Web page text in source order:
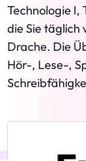
Technologie I,
die Sie täglich
Drache. Die
Hör-, Lese-,